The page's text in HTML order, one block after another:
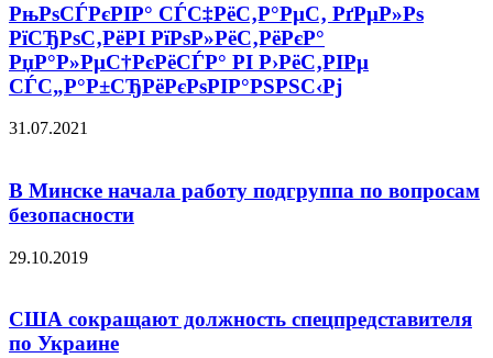
РњРѕСЃРєРІР° СЃС‡РёС‚Р°РµС‚ РґРµР»Рѕ
РїСЂРѕС‚РёРІ РїРѕР»РёС‚РёРєР°
РџР°Р»РµС†РєРёСЃР° РІ Р›РёС‚РІРµ
СЃС„Р°Р±СЂРёРєРѕРІР°РЅРЅС‹Рј
31.07.2021
В Минске начала работу подгруппа по вопросам
безопасности
29.10.2019
США сокращают должность спецпредставителя
по Украине